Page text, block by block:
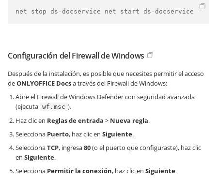
net stop ds-docservice net start ds-docservice
Configuración del Firewall de Windows
Después de la instalación, es posible que necesites permitir el acceso
deONLYOFFICE Docsa través del Firewall de Windows:
Abre el Firewall de Windows Defender con seguridad avanzada
(ejecuta wf.msc ).
Haz clic en Reglas de entrada > Nueva regla.
Selecciona Puerto, haz clic en Siguiente.
SeleccionaTCP, ingresa80(o el puerto que configuraste), haz clic
en Siguiente.
Selecciona Permitir la conexión, haz clic en Siguiente.